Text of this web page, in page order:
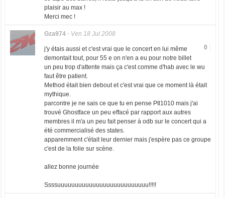
plaisir au max !
Merci mec !
Gza974- Ven 18 Jul 2008
0
j'y étais aussi et c'est vrai que le concert en lui même
demontait tout, pour 55 e on n'en a eu pour notre billet
un peu trop d'attente mais ça c'est comme d'hab avec le wu
faut être patient.
Method était bien debout et c'est vrai que ce moment là était
mythique.
parcontre je ne sais ce que tu en pense Ptl1010 mais j'ai
trouvé Ghostface un peu effacé par rapport aux autres
membres il m'a un peu fait penser à odb sur le concert qui a
été commercialisé des states.
apparemment c'était leur dernier mais j'espère pas ce groupe
c'est de la folie sur scène.
allez bonne journée
Ssssuuuuuuuuuuuuuuuuuuuuuuuuuu!!!!!